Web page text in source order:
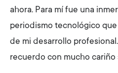
ahora. Para mí fue una
periodismo tecnológico
de mi desarrollo
recuerdo con mucho cariño